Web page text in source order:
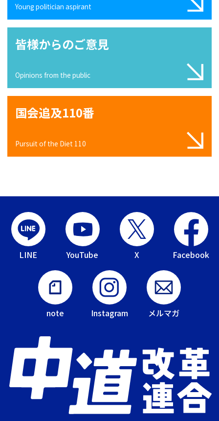
Young politician aspirant
皆様からのご意見
Opinions from the public
国会追及110番
Pursuit of the Diet 110
LINE YouTube X Facebook
note Instagram メルマガ